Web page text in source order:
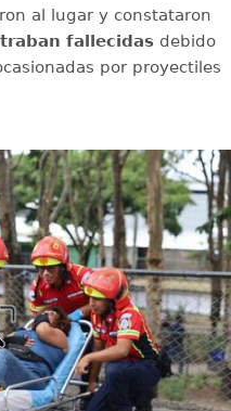
al lugar y constataron
fallecidasdebido
por proyectiles